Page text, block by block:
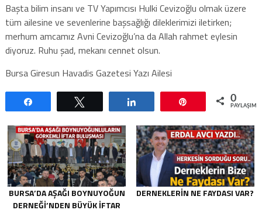
Başta bilim insanı ve TV Yapımcısı Hulki Cevizoğlu olmak üzere
tüm ailesine ve sevenlerine başsağlığı dileklerimizi iletirken;
merhum amcamız Avni Cevizoğlu’na da Allah rahmet eylesin
diyoruz. Ruhu şad, mekanı cennet olsun.
Bursa Giresun Havadis Gazetesi Yazı Ailesi
0
BURSA’DA AŞAĞI BOYNUYOĞUN
DERNEĞI’NDEN BÜYÜK İFTAR
DERNEKLERIN NE FAYDASI VAR?